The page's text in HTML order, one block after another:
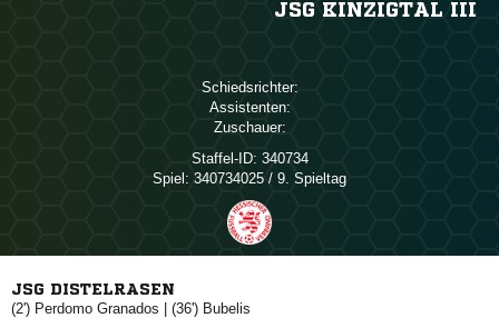
JSG KINZIGTAL III
Schiedsrichter:
Assistenten:
Zuschauer:
Staffel-ID: 340734
Spiel: 340734025 / 9. Spieltag
JSG DISTELRASEN
(2')   | (36') 